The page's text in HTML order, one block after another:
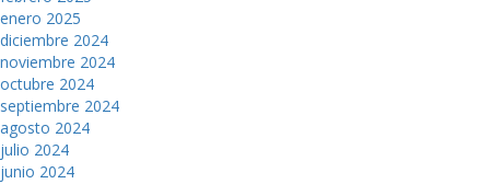
enero 2025
diciembre 2024
noviembre 2024
octubre 2024
septiembre 2024
agosto 2024
julio 2024
junio 2024